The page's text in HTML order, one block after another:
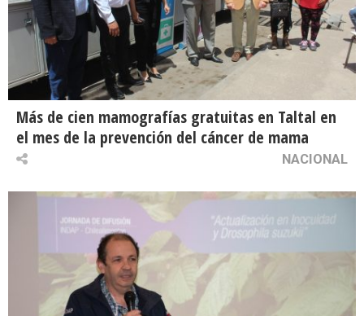
Más de cien mamografías gratuitas en Taltal en
el mes de la prevención del cáncer de mama
NACIONAL